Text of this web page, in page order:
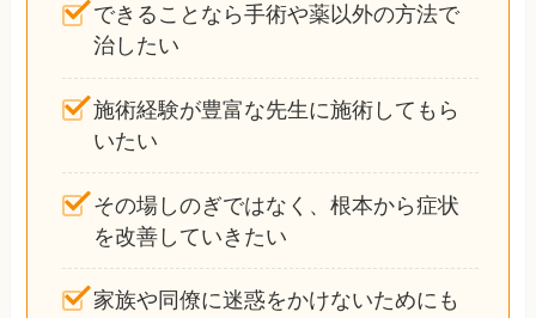
できることなら手術や薬以外の方法で
治したい
施術経験が豊富な先生に施術してもら
いたい
その場しのぎではなく、根本から症状
を改善していきたい
家族や同僚に迷惑をかけないためにも